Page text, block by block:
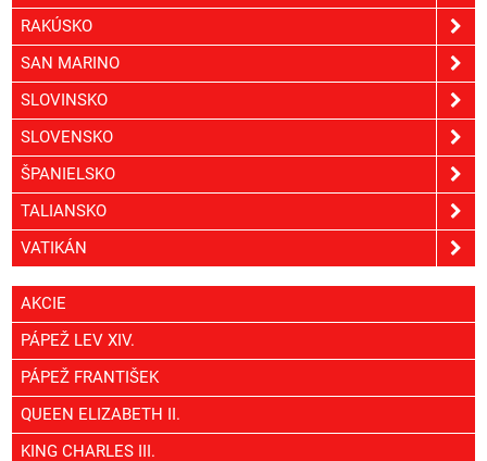
RAKÚSKO
SAN MARINO
SLOVINSKO
SLOVENSKO
ŠPANIELSKO
TALIANSKO
VATIKÁN
AKCIE
PÁPEŽ LEV XIV.
PÁPEŽ FRANTIŠEK
QUEEN ELIZABETH II.
KING CHARLES III.